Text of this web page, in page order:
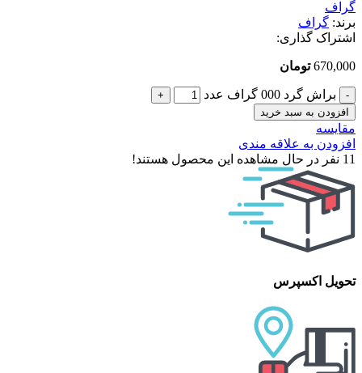
گراف
برند: گراف
اشتراک گذاری:
670,000 تومان
براش گرد 000 گراف عدد
افزودن به سبد خرید
مقایسه
افزودن به علاقه مندی
11 نفر در حال مشاهده این محصول هستند!
تحویل اکسپرس